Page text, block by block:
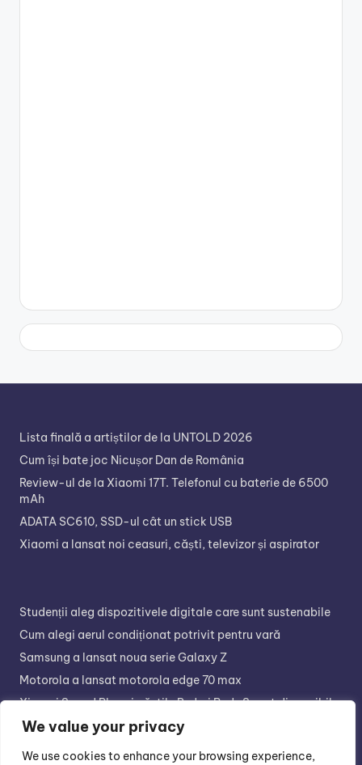
We value your privacy
We use cookies to enhance your browsing experience,
Lista finală a artiștilor de la UNTOLD 2026
Cum își bate joc Nicușor Dan de România
Review-ul de la Xiaomi 17T. Telefonul cu baterie de 6500
mAh
ADATA SC610, SSD-ul cât un stick USB
Xiaomi a lansat noi ceasuri, căști, televizor și aspirator
Studenții aleg dispozitivele digitale care sunt sustenabile
Cum alegi aerul condiționat potrivit pentru vară
Samsung a lansat noua serie Galaxy Z
Motorola a lansat motorola edge 70 max
Xiaomi Sound Play și căștile Redmi Buds 8 sunt disponibile
în retail